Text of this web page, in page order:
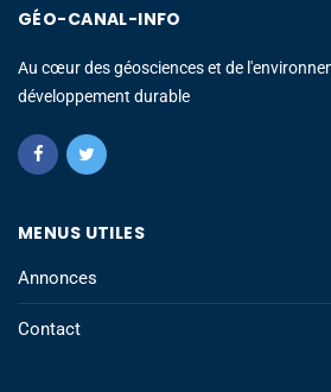
GÉO-CANAL-INFO
Au cœur des géosciences et de
développement durable
MENUS UTILES
Annonces
Contact